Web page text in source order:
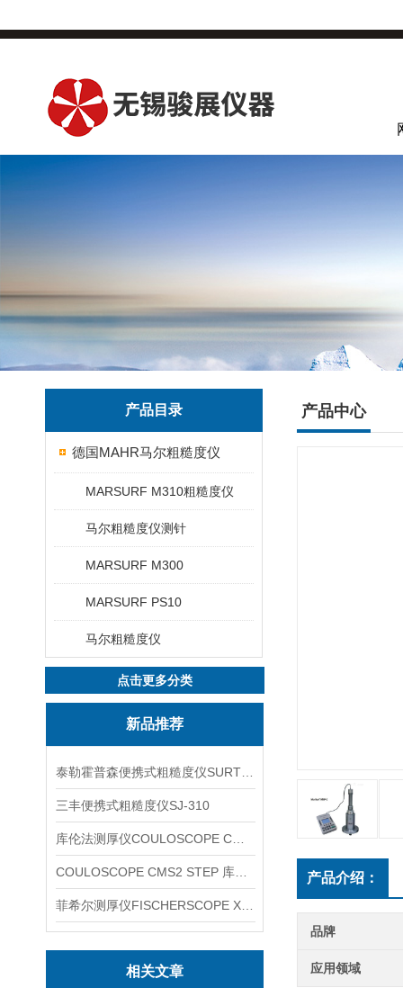
产品目录
德国MAHR马尔粗糙度仪
MARSURF M310粗糙度仪
马尔粗糙度仪测针
MARSURF M300
MARSURF PS10
马尔粗糙度仪
点击更多分类
新品推荐
三丰便携式粗糙度仪SJ-310
相关文章
产品中心
产品介绍：
品牌
应用领域